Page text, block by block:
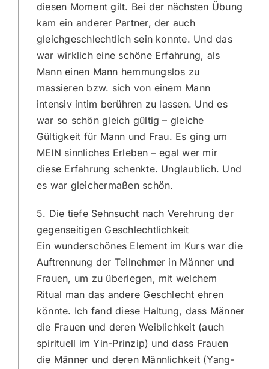
diesen Moment gilt. Bei der nächsten Übung
kam ein anderer Partner, der auch
gleichgeschlechtlich sein konnte. Und das
war wirklich eine schöne Erfahrung, als
Mann einen Mann hemmungslos zu
massieren bzw. sich von einem Mann
intensiv intim berühren zu lassen. Und es
war so schön gleich gültig – gleiche
Gültigkeit für Mann und Frau. Es ging um
MEIN sinnliches Erleben – egal wer mir
diese Erfahrung schenkte. Unglaublich. Und
es war gleichermaßen schön.
5. Die tiefe Sehnsucht nach Verehrung der
gegenseitigen Geschlechtlichkeit
Ein wunderschönes Element im Kurs war die
Auftrennung der Teilnehmer in Männer und
Frauen, um zu überlegen, mit welchem
Ritual man das andere Geschlecht ehren
könnte. Ich fand diese Haltung, dass Männer
die Frauen und deren Weiblichkeit (auch
spirituell im Yin-Prinzip) und dass Frauen
die Männer und deren Männlichkeit (Yang-